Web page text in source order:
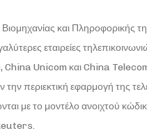
και Πληροφορικής
εταιρείες
China Unicom και China
περιεκτική εφαρμογή της
με το μοντέλο ανοιχτού